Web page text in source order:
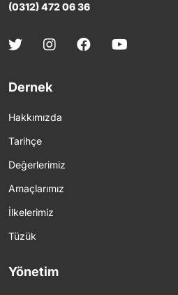
(0312) 472 06 36
Dernek
Hakkımızda
Tarihçe
Değerlerimiz
Amaçlarımız
İlkelerimiz
Tüzük
Yönetim